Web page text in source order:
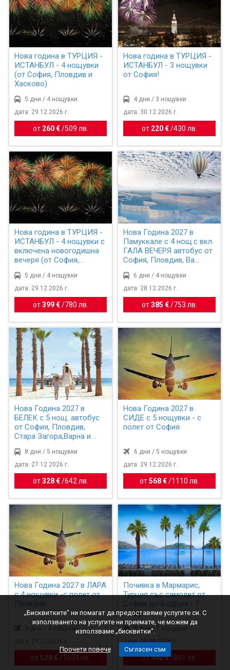
Нова година в ТУРЦИЯ -
ИСТАНБУЛ - 4 нощувки
(от София, Пловдив и
Хасково)
5 дни / 4 нощувки
дата: 29.12.2026 г.
от 260 € /509 лв.
Нова година в ТУРЦИЯ -
ИСТАНБУЛ - 3 нощувки
от София!
4 дни / 3 нощувки
дата: 30.12.2026 г.
от 220 €/430 лв.
Нова година в ТУРЦИЯ -
ИСТАНБУЛ - 4 нощувки с
включена новогодишна
вечеря (от София,...
5 дни / 4 нощувки
дата: 29.12.2026 г.
от399 € / 780 лв.
Нова Година 2027 в
Памуккале с 4 нощ.с вкл.
ГАЛА ВЕЧЕРЯ автобус от
София, Пловдив, Ва...
6 дни / 4 нощувки
дата: 28.12.2026 г.
от385 €/ 753 лв.
Нова Година 2027 в
БЕЛЕК с 5 нощ. автобус
от София, Пловдив,
Стара Загора,Варна и
8 дни / 5 нощувки
дата: 27.12.2026 г.
от328 € /642 лв.
Нова Година 2027 в
СИДЕ с 5 нощувки - с
полет от София
6 дни / 5 нощувки
дата: 29.12.2026 г.
от568 €/ 1110 лв.
Нова Година 2027 в ЛАРА
с 4 нощувки -с полет от
Пловдив
от 529 € / 1034 лв.
Почивка в Мармарис,
Турция със самолет от
София до Бодрум - 7
нощувки
8 дни / 7 нощувки
дата: 08.08.2026 г.
от440 €/ 861 лв.
„Бисквитките“ ни помагат да предоставяме услугите си. С
използването на услугите ни приемате, че можем да
използваме „бисквитки“.
Прочети повече Съгласен съм